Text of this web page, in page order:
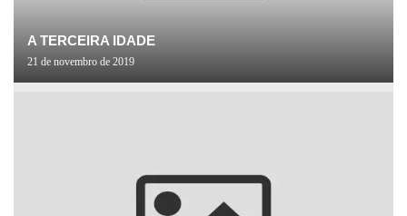
A TERCEIRA IDADE
21 de novembro de 2019